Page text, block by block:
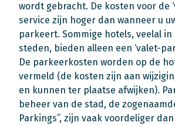
wordt gebracht. De kosten voor de
service zijn hoger dan wanneer u
parkeert. Sommige hotels, veelal in
steden, bieden alleen een ‘valet-
De parkeerkosten worden op de
vermeld (de kosten zijn aan
en kunnen ter plaatse afwijken).
beheer van de stad, de
Parkings”, zijn vaak voordeliger